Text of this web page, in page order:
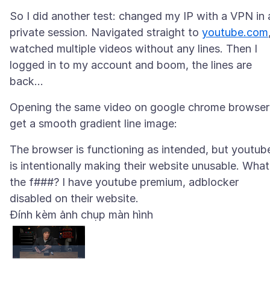
So I did another test: changed my IP with a VPN in
private session. Navigated straight to youtube.com
watched multiple videos without any lines. Then I
logged in to my account and boom, the lines are
Opening the same video on google chrome
The browser is functioning as intended, but
is intentionally making their website unusable. What
the f###? I have youtube premium, adblocker
Đính kèm ảnh chụp màn hình